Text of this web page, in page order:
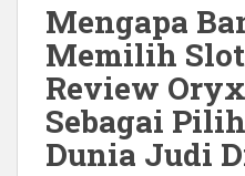
Mengapa
Memilih
Review
Sebagai
Dunia Judi